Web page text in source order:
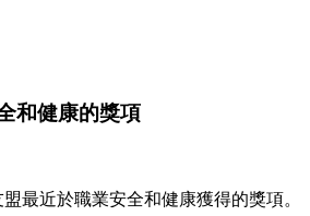
和健康的獎項
最近於職業安全和健康獲得的獎項。